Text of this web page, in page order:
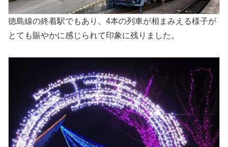
徳島線の終着駅でもあり、4本の列車が相まみえる様子が
とても賑やかに感じられて印象に残りました。